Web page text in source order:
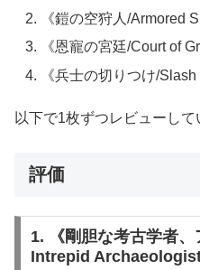
《鎧の空狩人/Armored
《恩寵の宮廷/Court of
《兵士の切りつけ/Slash
以下で1枚ずつレビューして
評価
1. 《剛胆な考古学者
Intrepid Archaeologist